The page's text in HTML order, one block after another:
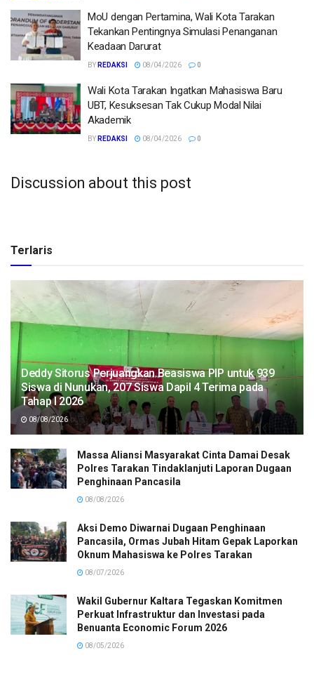
MoU dengan Pertamina, Wali Kota Tarakan
Tekankan Pentingnya Simulasi Penanganan
Keadaan Darurat
BY REDAKSI 08/04/2026 0
Wali Kota Tarakan Ingatkan Mahasiswa Baru
UBT, Kesuksesan Tak Cukup Modal Nilai
Akademik
BY REDAKSI 08/04/2026 0
Discussion about this post
Terlaris
Deddy Sitorus Perjuangkan Beasiswa PIP untuk 939
Siswa di Nunukan, 207 Siswa Dapil 4 Terima pada
Tahap I 2026
08/08/2026
Massa Aliansi Masyarakat Cinta Damai Desak
Polres Tarakan Tindaklanjuti Laporan Dugaan
Penghinaan Pancasila
08/08/2026
Aksi Demo Diwarnai Dugaan Penghinaan
Pancasila, Ormas Jubah Hitam Gepak Laporkan
Oknum Mahasiswa ke Polres Tarakan
08/07/2026
Wakil Gubernur Kaltara Tegaskan Komitmen
Perkuat Infrastruktur dan Investasi pada
Benuanta Economic Forum 2026
08/05/2026